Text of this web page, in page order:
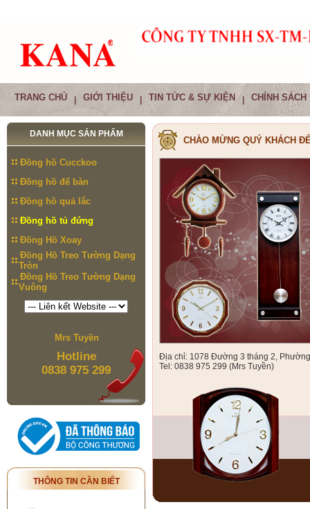
TRANG CHỦ GIỚI THIỆU TIN TỨC & SỰ KIỆN CHÍNH SÁCH
DANH MỤC SẢN PHẨM
Đồng hồ Cucckoo
Đồng hồ để bàn
Đồng hồ quả lắc
Đồng hồ tủ đứng
Đồng Hồ Xoay
Đồng Hồ Treo Tường Dạng
Tròn
Đồng Hồ Treo Tường Dạng
Vuông
Mrs Tuyền
Hotline
0838 975 299
THÔNG TIN CẦN BIẾT
CHÀO MỪNG QUÝ KHÁCH
Địa chỉ: 1078 Đường 3 tháng 2, Phường
Tel: 0838 975 299 (Mrs Tuyền)